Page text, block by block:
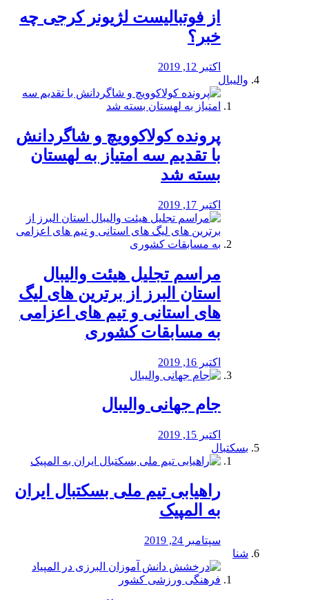
از فوتبالیست لژیونر کرجی چه
خبر؟
اکتبر 12, 2019
والیبال
پرونده کولاکوویچ و شاگردانش
با تقدیم سه امتیاز به لهستان
بسته شد
اکتبر 17, 2019
مراسم تجلیل هیئت والیبال
استان البرز از برترین های لیگ
های استانی و تیم های اعزامی
به مسابقات کشوری
اکتبر 16, 2019
جام جهانی والیبال
اکتبر 15, 2019
بسکتبال
راهیابی تیم ملی بسکتبال ایران
به المپیک
سپتامبر 24, 2019
شنا